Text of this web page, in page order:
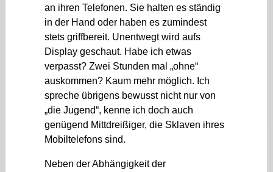
an ihren Telefonen. Sie halten es ständig
in der Hand oder haben es zumindest
stets griffbereit. Unentwegt wird aufs
Display geschaut. Habe ich etwas
verpasst? Zwei Stunden mal „ohne“
auskommen? Kaum mehr möglich. Ich
spreche übrigens bewusst nicht nur von
„die Jugend“, kenne ich doch auch
genügend Mittdreißiger, die Sklaven ihres
Mobiltelefons sind.
Neben der Abhängigkeit der